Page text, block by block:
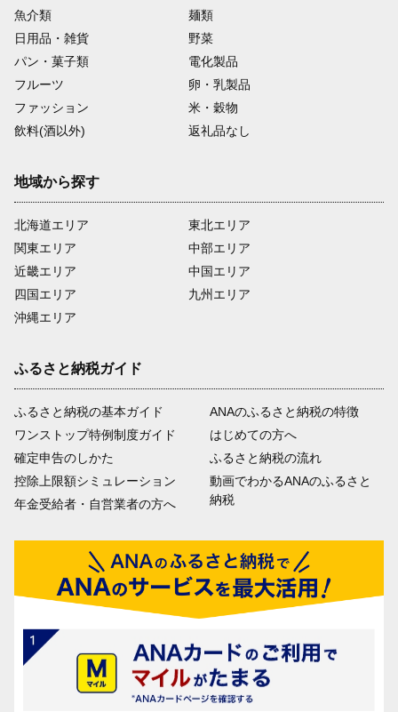
魚介類
麺類
日用品・雑貨
野菜
パン・菓子類
電化製品
フルーツ
卵・乳製品
ファッション
米・穀物
飲料(酒以外)
返礼品なし
地域から探す
北海道エリア
関東エリア
近畿エリア
四国エリア
沖縄エリア
東北エリア
中部エリア
中国エリア
九州エリア
ふるさと納税ガイド
ふるさと納税の基本ガイド
ワンストップ特例制度ガイド
確定申告のしかた
控除上限額シミュレーション
年金受給者・自営業者の方へ
ANAのふるさと納税の特徴
はじめての方へ
ふるさと納税の流れ
動画でわかるANAのふるさと
納税